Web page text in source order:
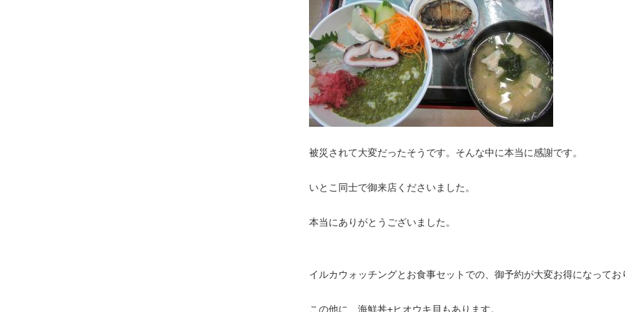
被災されて大変だったそうです。そんな中に本当に感謝です。
いとこ同士で御来店くださいました。
本当にありがとうございました。
イルカウォッチングとお食事セットでの、御予約が大変お得になってお
この他に、海鮮丼+ヒオウキ貝もあります。